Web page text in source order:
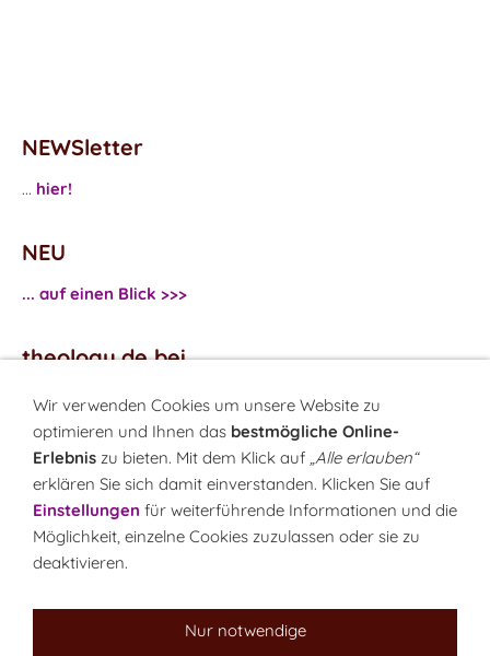
NEWSletter
... hier!
NEU
... auf einen Blick >>>
theology.de bei
...Facebook
...Twitter
Monatsrätsel
Rätseln & Gewinnen!
Wir verwenden Cookies um unsere Website zu
optimieren und Ihnen das bestmögliche Online-
Erlebnis zu bieten. Mit dem Klick auf „Alle erlauben“
erklären Sie sich damit einverstanden. Klicken Sie auf
Einstellungen für weiterführende Informationen und die
Möglichkeit, einzelne Cookies zuzulassen oder sie zu
deaktivieren.
Nur notwendige